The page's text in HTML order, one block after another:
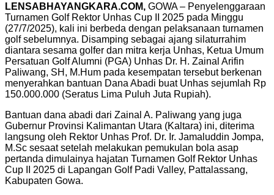
LENSABHAYANGKARA.COM, GOWA – Penyelenggaraan
Turnamen Golf Rektor Unhas Cup II 2025 pada Minggu
(27/7/2025), kali ini berbeda dengan pelaksanaan turnamen
golf sebelumnya. Disamping sebagai ajang silaturrahim
diantara sesama golfer dan mitra kerja Unhas, Ketua Umum
Persatuan Golf Alumni (PGA) Unhas Dr. H. Zainal Arifin
Paliwang, SH, M.Hum pada kesempatan tersebut berkenan
menyerahkan bantuan Dana Abadi buat Unhas sejumlah Rp
150.000.000 (Seratus Lima Puluh Juta Rupiah).
Bantuan dana abadi dari Zainal A. Paliwang yang juga
Gubernur Provinsi Kalimantan Utara (Kaltara) ini, diterima
langsung oleh Rektor Unhas Prof. Dr. Ir. Jamaluddin Jompa,
M.Sc sesaat setelah melakukan pemukulan bola asap
pertanda dimulainya hajatan Turnamen Golf Rektor Unhas
Cup II 2025 di Lapangan Golf Padi Valley, Pattalassang,
Kabupaten Gowa.